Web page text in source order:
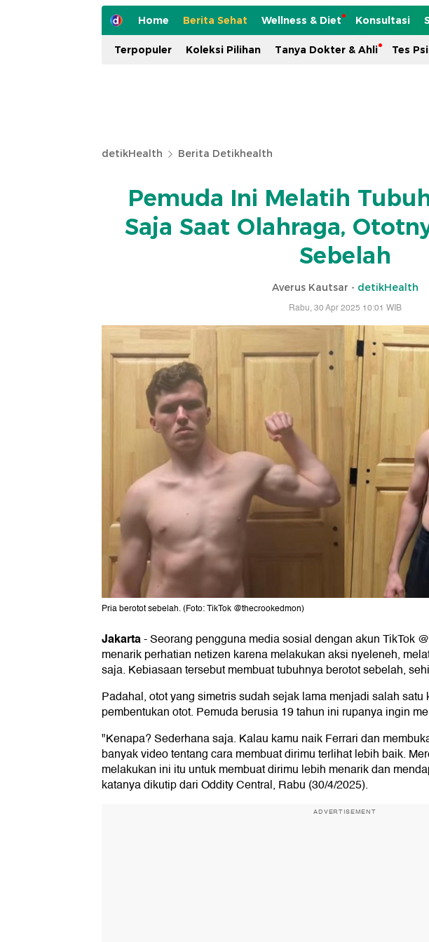
Home Berita Sehat Wellness & Diet Konsultasi
Terpopuler Koleksi Pilihan Tanya Dokter & Ahli Tes
detikHealth Berita Detikhealth
Pemuda Ini Melatih
Saja Saat Olahraga,
Sebelah
Averus Kautsar - detikHealth
Rabu, 30 Apr 2025 10:01 WIB
Pria berotot sebelah. (Foto: TikTok @thecrookedmon)
Jakarta-Seorang pengguna media sosial dengan akun TikTok
menarik perhatian netizen karena melakukan aksi nyeleneh,
saja. Kebiasaan tersebut membuat tubuhnya berotot sebelah,
Padahal, otot yang simetris sudah sejak lama menjadi salah
pembentukan otot. Pemuda berusia 19 tahun ini rupanya ingin
"Kenapa? Sederhana saja. Kalau kamu naik Ferrari dan
banyak video tentang cara membuat dirimu terlihat lebih baik.
melakukan ini itu untuk membuat dirimu lebih menarik dan
katanya dikutip dari Oddity Central, Rabu (30/4/2025).
ADVERTISEMENT